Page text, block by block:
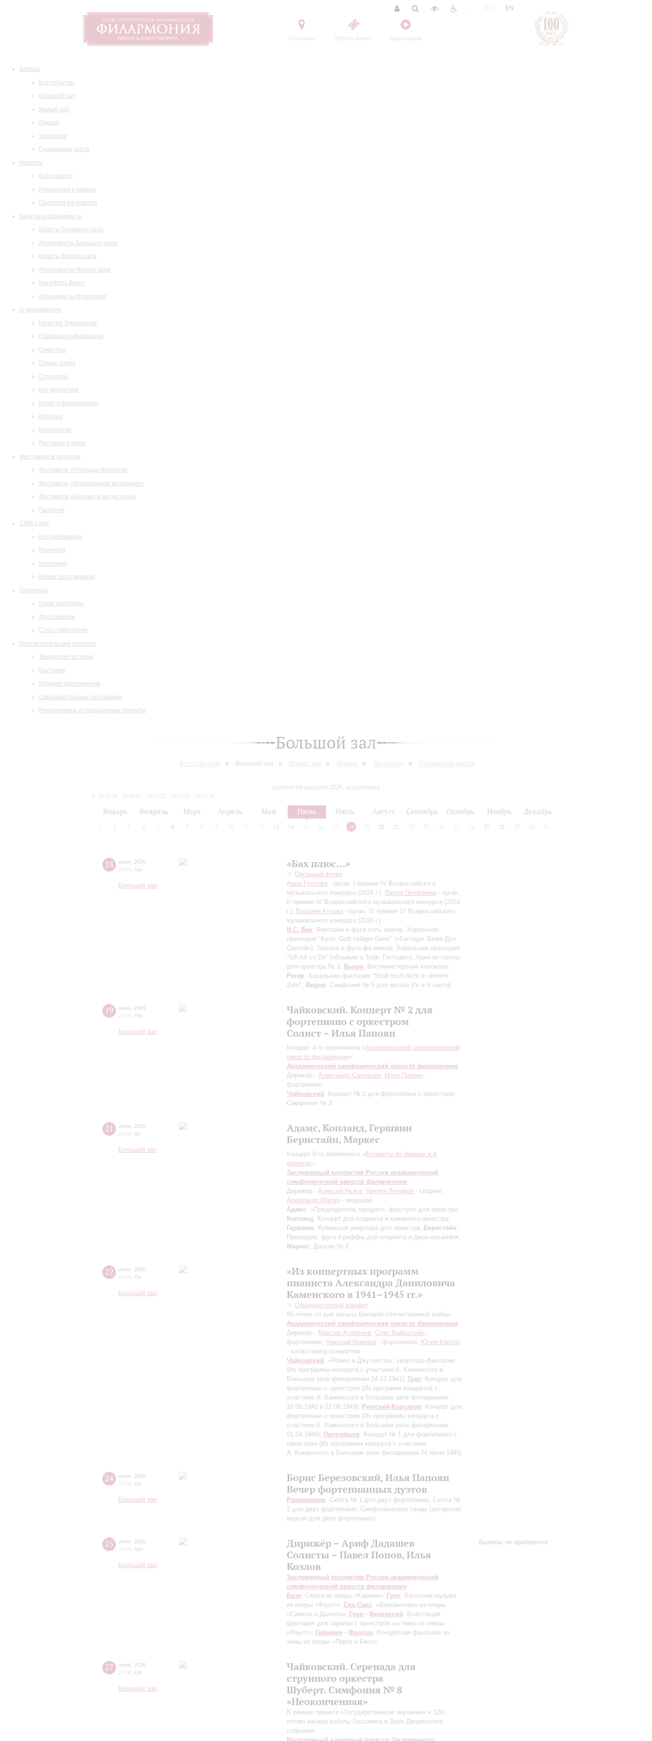
Контакты Купить билет Трансляции
EN
Афиша
Все события
Большой зал
Малый зал
Лекции
Экскурсии
Пушкинская карта
Новости
Все новости
Изменения в афише
Подписка на новости
Билеты и абонементы
Билеты Большого зала
Абонементы Большого зала
Билеты Малого зала
Абонементы Малого зала
Как купить билет
Абонементы Музитория
О филармонии
Маэстро Темирканов
Правовая информация
Оркестры
Планы залов
Структура
Как добраться
Визит в филармонию
История
Библиотека
Ресторан и кафе
Фестивали и гастроли
Фестиваль «Площадь Искусств»
Фестиваль «Музыкальная коллекция»
Фестиваль «Барокко в белую ночь»
Гастроли
СМИ о нас
Все публикации
Рецензии
Интервью
Время Шостаковича
Партнеры
Наши партнеры
Фотогалерея
Стать партнером
Просветительские проекты
Творческие встречи
Выставки
Издания филармонии
Образовательные программы
Инклюзивные и специальные проекты
Большой зал
Все события Большой зал Малый зал Лекции Экскурсии Пушкинская карта
сегодня 09 августа 2026, воскресенье
2019/20
2020/21 2021/22 2022/23
2023/24
Январь Февраль Март Апрель Май Июнь Июль Август Сентябрь Октябрь Ноябрь Декабрь
2 3 4 5 6 7 8 9 10 12 13 14 15 16 17 18 19 20 21 22 23 24 25 26 27 28 29 30 31
18 июня 2026
20:00 Чт
Большой зал
«Бах плюс…»
Органный вечер
Аида Глухова - орган, I премия IV Всероссийского
музыкального конкурса (2024 г.); Лилия Печёнкина - орган,
II премия IV Всероссийского музыкального конкурса (2024
г.); Виталия Котова - орган, III премия IV Всероссийского
музыкального конкурса (2024 г.)
И.С. Бах: Фантазия и фуга соль мажор, Хоральная
прелюдия "Kyrie, Gott heiliger Geist" («Господи, Боже Дух
Святой»), Токката и фуга фа мажор, Хоральная прелюдия
"Ich ruf zu Dir" («Взываю к Тебе, Господи»), Ария из сюиты
для оркестра № 3; Вьерн: Вестминстерские колокола;
Регер: Хоральная фантазия "Straf mich nicht in deinem
Zorn"; Видор: Симфония № 5 для органа (IV и V части)
19 июня 2026
20:00 Пт
Большой зал
Чайковский. Концерт № 2 для
фортепиано с оркестром
Солист – Илья Папоян
Концерт 4-го абонемента «Академический симфонический
оркестр филармонии»
Академический симфонический оркестр филармонии
Дирижёр - Александр Соловьев; Илья Папоян -
фортепиано
Чайковский: Концерт № 2 для фортепиано с оркестром,
Симфония № 3
21 июня 2026
20:00 Вс
Большой зал
Адамс, Копланд, Гершвин
Бернстайн, Маркес
Концерт 9-го абонемента « Концерты во фраках и в
джинсах»
Заслуженный коллектив России академический
симфонический оркестр филармонии
Дирижер - Алексей Ньяга; Никита Лютиков - кларнет;
Александр Малич - ведущий
Адамс: «Председатель танцует», фокстрот для оркестра;
Копланд: Концерт для кларнета и камерного оркестра;
Гершвин: Кубинская увертюра для оркестра; Бернстайн:
Прелюдия, фуга и риффы для кларнета и джаз-ансамбля;
Маркес: Дансон № 2
22 июня 2026
19:00 Пн
Большой зал
«Из концертных программ
пианиста Александра Даниловича
Каменского в 1941–1945 гг.»
Общедоступный концерт
85-летие со дня начала Великой Отечественной войны
Академический симфонический оркестр филармонии
Дирижёр - Максим Алексеев; Олег Вайнштейн -
фортепиано; Николай Мажара - фортепиано; Юлия Кантор
- слово перед концертом
Чайковский: «Ромео и Джульетта», увертюра-фантазия
(Из программы концерта с участием А. Каменского в
Большом зале филармонии 14.12.1941); Григ: Концерт для
фортепиано с оркестром (Из программ концертов с
участием А. Каменского в Большом зале филармонии
16.05.1942 и 22.08.1943); Римский-Корсаков: Концерт для
фортепиано с оркестром (Из программы концерта с
участием А. Каменского в Большом зале филармонии
01.04.1944); Прокофьев: Концерт № 1 для фортепиано с
оркестром (Из программы концерта с участием
А. Каменского в Большом зале филармонии 24 июня 1945)
24 июня 2026
20:00 Ср
Большой зал
Борис Березовский, Илья Папоян
Вечер фортепианных дуэтов
Рахманинов: Сюита № 1 для двух фортепиано, Сюита №
2 для двух фортепиано, Симфонические танцы (авторская
версия для двух фортепиано)
25 июня 2026
20:00 Чт
Большой зал
Дирижёр – Ариф Дадашев
Солисты – Павел Попов, Илья
Козлов
Заслуженный коллектив России академический
симфонический оркестр филармонии
Бизе: Сюита из оперы «Кармен»; Гуно: Балетная музыка
из оперы «Фауст»; Сен-Санс: «Вакханалия» из оперы
«Самсон и Далила»; Гуно - Венявский: Блестящая
фантазия для скрипки с оркестром на темы из оперы
«Фауст»; Гершвин - Фролов: Концертная фантазия на
темы из оперы «Порги и Бесс»
Билеты не продаются
27 июня 2026
20:00 Сб
Большой зал
Чайковский. Серенада для
струнного оркестра
Шуберт. Симфония № 8
«Неоконченная»
В рамках проекта «Государственное звучание» к 120-
летию начала работы Госсовета в Зале Дворянского
собрания